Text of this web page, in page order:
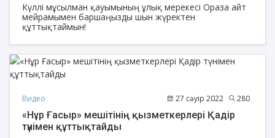
Күллі мұсылман қауымының ұлық мерекесі Ораза айт
мейрамымен баршаңызды шын жүректен
құттықтаймын!
Видео 27 сәуір 2022 280
«Нұр Ғасыр» мешітінің қызметкерлері Қадір
түнімен құттықтайды